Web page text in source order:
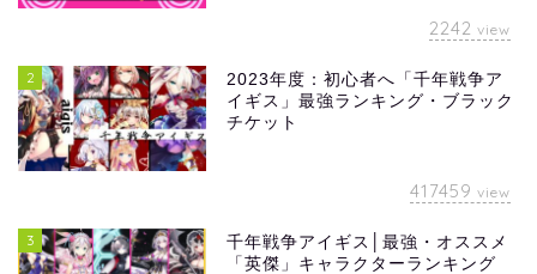
2242 view
2
2023年度：初心者へ「千年戦争ア
イギス」最強ランキング・ブラック
チケット
417459 view
3
千年戦争アイギス│最強・オススメ
「英傑」キャラクターランキング